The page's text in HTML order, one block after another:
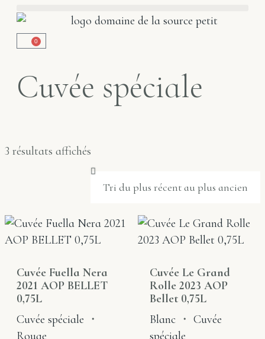
0
Cuvée spéciale
3 résultats affichés
Cuvée Fuella Nera
2021 AOP BELLET
0,75L
Cuvée spéciale ・
Rouge
Cuvée Le Grand
Rolle 2023 AOP
Bellet 0,75L
Blanc・ Cuvée
spéciale